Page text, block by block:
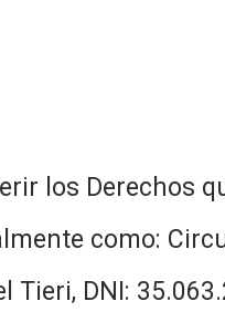
los Derechos
como:
DNI: